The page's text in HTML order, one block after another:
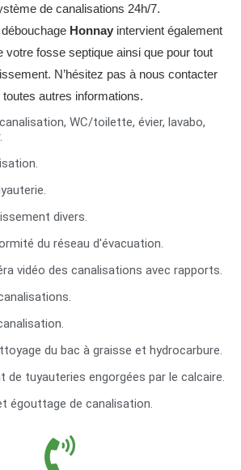
de canalisations 24h/7.
Honnay intervient également
votre fosse septique ainsi que pour tout
N’hésitez pas à nous contacter
toutes autres informations.
WC/toilette, évier, lavabo,
divers.
du réseau d'évacuation.
vidéo des canalisations avec rapports.
du bac à graisse et hydrocarbure.
de tuyauteries engorgées par le calcaire.
égouttage de canalisation.